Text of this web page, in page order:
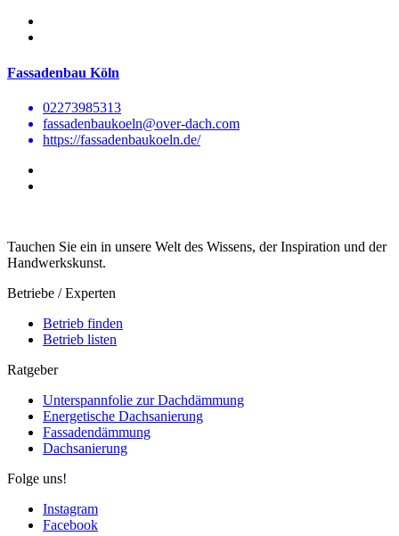
Fassadenbau Köln
02273985313
fassadenbaukoeln@over-dach.com
https://fassadenbaukoeln.de/
Tauchen Sie ein in unsere Welt des Wissens, der Inspiration und der
Handwerkskunst.
Betriebe / Experten
Betrieb finden
Betrieb listen
Ratgeber
Unterspannfolie zur Dachdämmung
Energetische Dachsanierung
Fassadendämmung
Dachsanierung
Folge uns!
Instagram
Facebook